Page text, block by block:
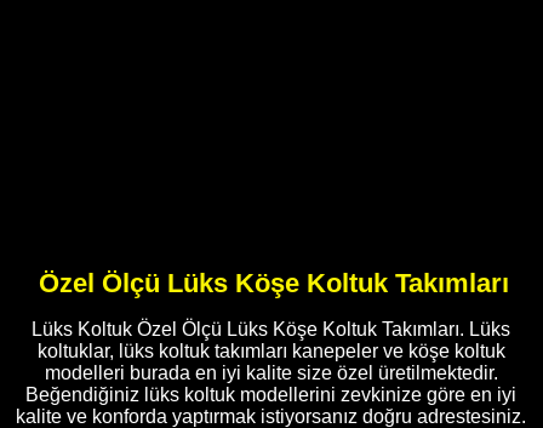
Özel Ölçü Lüks Köşe Koltuk Takımları
Lüks Koltuk Özel Ölçü Lüks Köşe Koltuk Takımları. Lüks
koltuklar, lüks koltuk takımları kanepeler ve köşe koltuk
modelleri burada en iyi kalite size özel üretilmektedir.
Beğendiğiniz lüks koltuk modellerini zevkinize göre en iyi
kalite ve konforda yaptırmak istiyorsanız doğru adrestesiniz.